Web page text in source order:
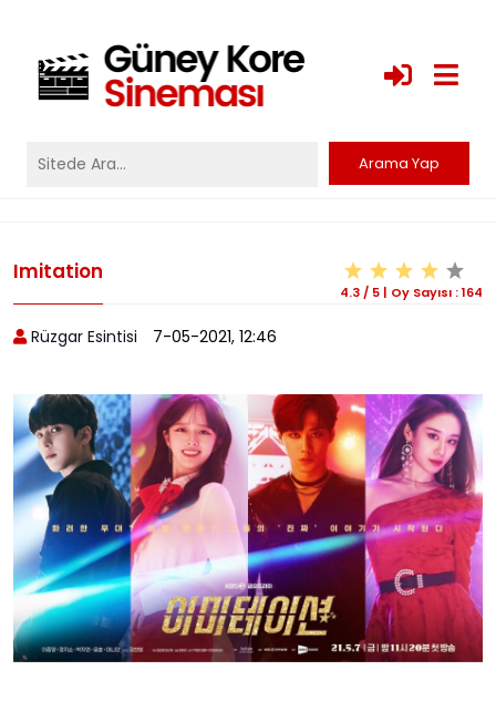
Imitation
4.3 / 5 | Oy Sayısı :164
Rüzgar Esintisi 7-05-2021, 12:46